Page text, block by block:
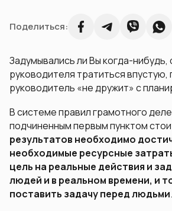
Поделиться:
Задумывались ли Вы когда-нибудь,
руководителя тратиться впустую,
руководитель «не дружит» с
В системе правил грамотного
подчиненным первым пунктом
результатов необходимо
необходимые ресурсные
цель на реальные действия и
людей и в реальном времени, и
поставить задачу перед людьми.